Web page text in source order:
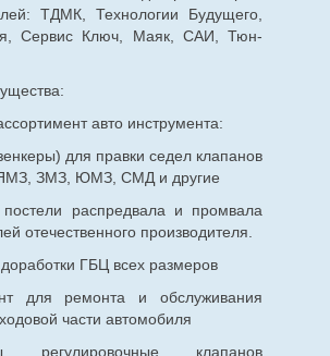
ТДМК, Технологии Будущего,
Сервис Ключ, Маяк, САИ, Тюн-
авто инструмента:
для правки седел клапанов
ЯМЗ, ЗМЗ, ЮМЗ, СМД и другие
постели распредвала и промвала
отечественного производителя.
ГБЦ всех размеров
для ремонта и обслуживания
части автомобиля
клапанов